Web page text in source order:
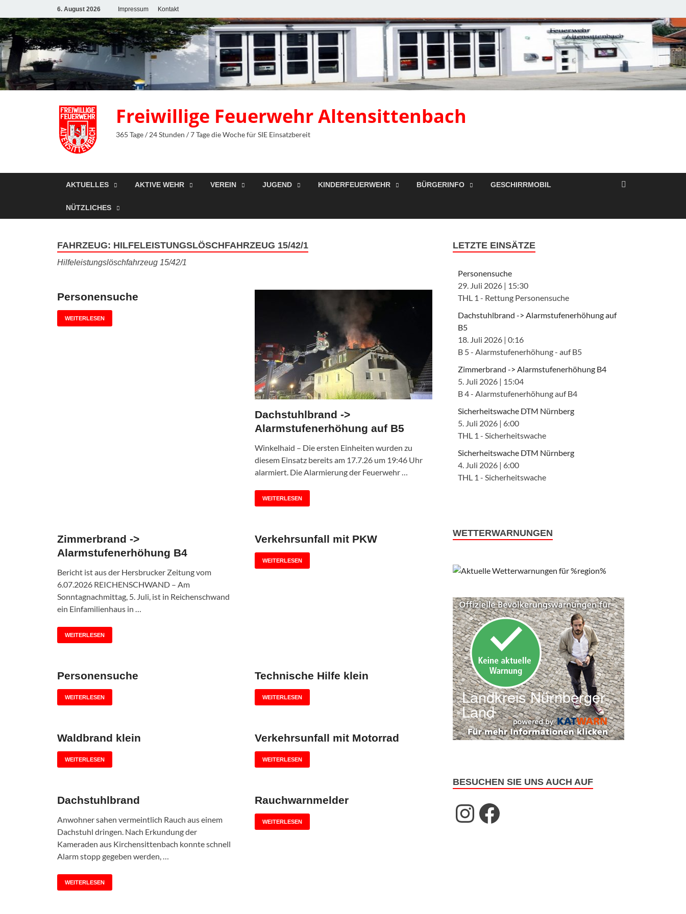
6. August 2026 Impressum Kontakt
Freiwillige Feuerwehr Altensittenbach
365 Tage / 24 Stunden / 7 Tage die Woche für SIE Einsatzbereit
AKTUELLES AKTIVE WEHR VEREIN JUGEND KINDERFEUERWEHR BÜRGERINFO GESCHIRRMOBIL
NÜTZLICHES
FAHRZEUG: HILFELEISTUNGSLÖSCHFAHRZEUG 15/42/1
Hilfeleistungslöschfahrzeug 15/42/1
Personensuche
WEITERLESEN
Dachstuhlbrand ->
Alarmstufenerhöhung auf B5
Winkelhaid – Die ersten Einheiten wurden zu
diesem Einsatz bereits am 17.7.26 um 19:46 Uhr
alarmiert. Die Alarmierung der Feuerwehr …
WEITERLESEN
Zimmerbrand ->
Alarmstufenerhöhung B4
Bericht ist aus der Hersbrucker Zeitung vom
6.07.2026 REICHENSCHWAND – Am
Sonntagnachmittag, 5. Juli, ist in Reichenschwand
ein Einfamilienhaus in …
WEITERLESEN
Verkehrsunfall mit PKW
WEITERLESEN
Personensuche
WEITERLESEN
Technische Hilfe klein
WEITERLESEN
Waldbrand klein
WEITERLESEN
Verkehrsunfall mit Motorrad
WEITERLESEN
Dachstuhlbrand
Anwohner sahen vermeintlich Rauch aus einem
Dachstuhl dringen. Nach Erkundung der
Kameraden aus Kirchensittenbach konnte schnell
Alarm stopp gegeben werden, …
WEITERLESEN
Rauchwarnmelder
WEITERLESEN
LETZTE EINSÄTZE
Personensuche
29. Juli 2026 | 15:30
THL 1 - Rettung Personensuche
Dachstuhlbrand -> Alarmstufenerhöhung auf
B5
18. Juli 2026 |0:16
B 5 - Alarmstufenerhöhung - auf B5
Zimmerbrand -> Alarmstufenerhöhung B4
5. Juli 2026 | 15:04
B 4 - Alarmstufenerhöhung auf B4
Sicherheitswache DTM Nürnberg
5. Juli 2026 | 6:00
THL 1 - Sicherheitswache
Sicherheitswache DTM Nürnberg
4. Juli 2026 | 6:00
THL 1 - Sicherheitswache
WETTERWARNUNGEN
BESUCHEN SIE UNS AUCH AUF